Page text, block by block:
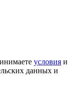
условия и
данных и